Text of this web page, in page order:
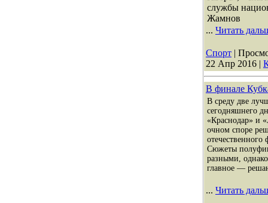
службы
Жамнов
... Читать
Спорт |
22 Апр 2016 |
В финале
В среду две
сегодняшнего
«Краснодар» и
очном споре
отечественного
Сюжеты
разными,
главное —
... Читать